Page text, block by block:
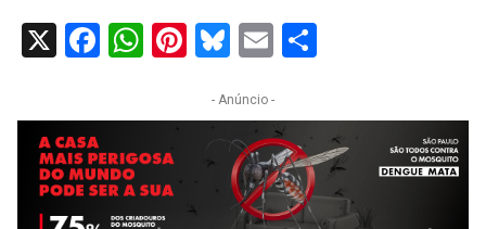
X Facebook
WhatsApp
Pinterest
Bluesky
Email
- Anúncio -